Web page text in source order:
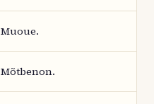
Muoue.
Mõtbenon.